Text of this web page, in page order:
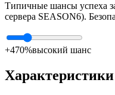
Типичные шансы успеха
сервера SEASON6).
+470%высокий шанс
Характеристики